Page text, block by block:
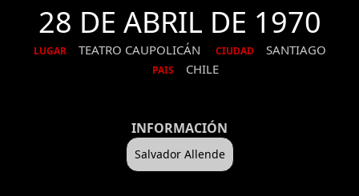
28 DE ABRIL DE 1970
LUGAR TEATRO CAUPOLICÁN CIUDAD SANTIAGO
PAIS CHILE
INFORMACIÓN
Salvador Allende